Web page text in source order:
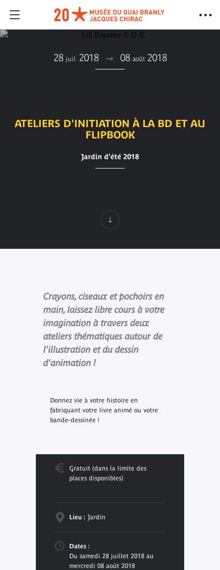
28 juil. 2018 08 août 2018
ATELIERS D'INITIATION À LA BD ET AU
FLIPBOOK
Jardin d'été 2018
Crayons, ciseaux et pochoirs en
main, laissez libre cours à votre
imagination à travers deux
ateliers thématiques autour de
l'illustration et du dessin
d'animation !
Donnez vie à votre histoire en
fabriquant votre livre animé ou votre
bande-dessinée !
Gratuit (dans la limite des
places disponibles)
Lieu : Jardin
Dates :
Du samedi 28 juillet 2018 au
mercredi 08 août 2018